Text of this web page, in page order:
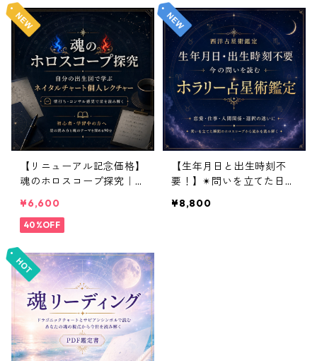
【リニューアル記念価格】
魂のホロスコープ探究｜自
チャート個人レクチャー
¥6,600
40%OFF
【生年月日と出生時刻不
要！】✴︎問いを立てた日時
ーの起点と結果の傾向を見
¥8,800